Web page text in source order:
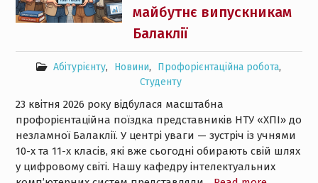
майбутнє випускникам
Балаклії
Абітурієнту, Новини, Профорієнтаційна робота,
Студенту
23 квітня 2026 року відбулася масштабна
профорієнтаційна поїздка представників НТУ «ХПІ» до
незламної Балаклії. У центрі уваги — зустріч із учнями
10-х та 11-х класів, які вже сьогодні обирають свій шлях
у цифровому світі. Нашу кафедру інтелектуальних